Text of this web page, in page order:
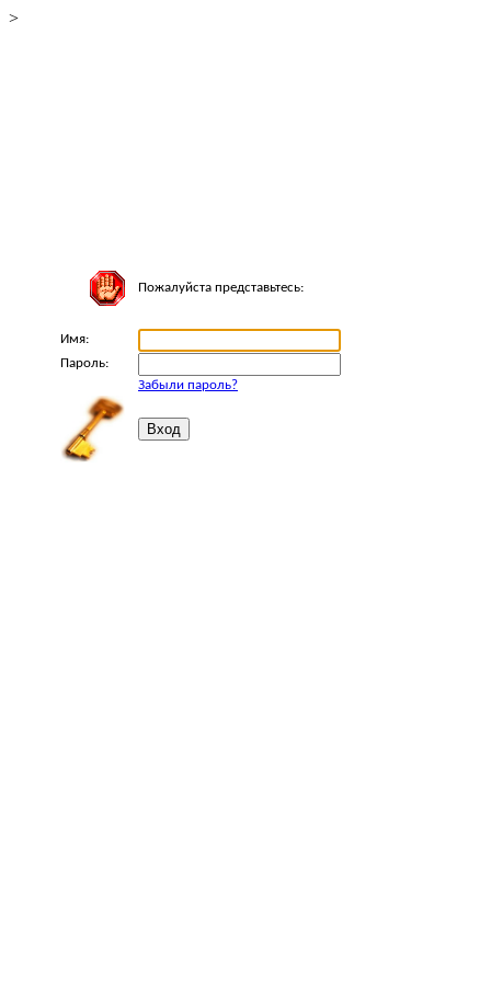
>
Пожалуйста представьтесь:
Имя:
Пароль:
Забыли пароль?